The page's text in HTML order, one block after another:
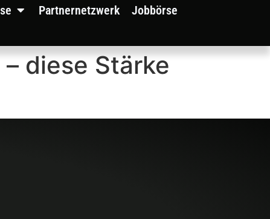
Partnernetzwerk Jobbörse
diese Stärke